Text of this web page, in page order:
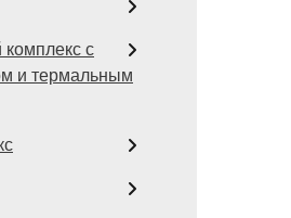
с
и термальным